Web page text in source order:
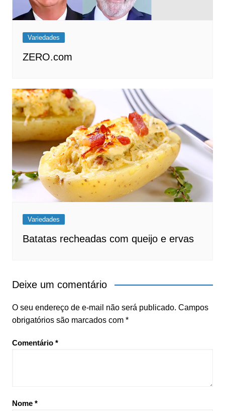
Variedades
ZERO.com
Variedades
Batatas recheadas com queijo e ervas
Deixe um comentário
O seu endereço de e-mail não será publicado. Campos
obrigatórios são marcados com *
Comentário *
Nome *